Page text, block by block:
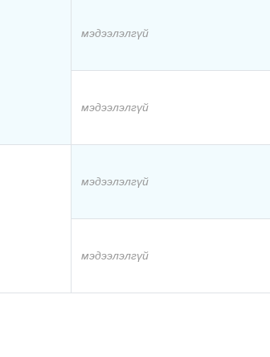
мэдээлэлгүй
мэдээлэлгүй
мэдээлэлгүй
мэдээлэлгүй